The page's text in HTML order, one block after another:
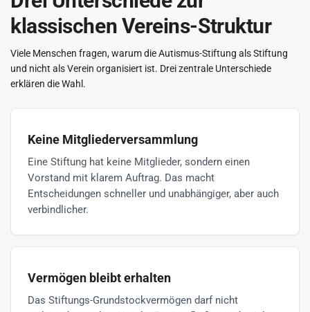
klassischen Vereins-Struktur
Viele Menschen fragen, warum die Autismus-Stiftung als Stiftung
und nicht als Verein organisiert ist. Drei zentrale Unterschiede
erklären die Wahl.
Keine Mitgliederversammlung
Eine Stiftung hat keine Mitglieder, sondern einen
Vorstand mit klarem Auftrag. Das macht
Entscheidungen schneller und unabhängiger, aber auch
verbindlicher.
Vermögen bleibt erhalten
Das Stiftungs-Grundstockvermögen darf nicht